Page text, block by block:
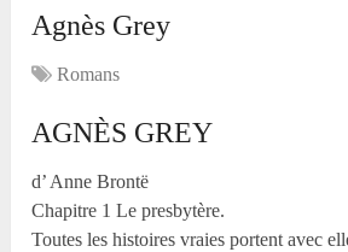
Agnès Grey
Romans
AGNÈS GREY
d’ Anne Brontë
Chapitre 1 Le presbytère.
Toutes les histoires vraies portent avec